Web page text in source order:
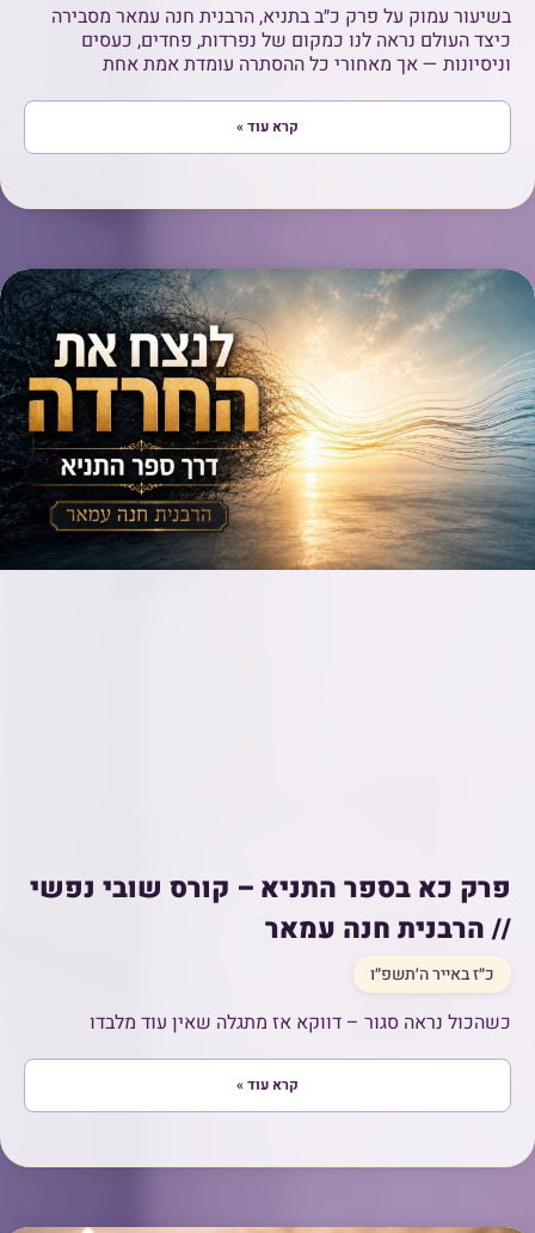
בשיעור עמוק על פרק כ״ב בתניא, הרבנית חנה עמאר מסבירה
כיצד העולם נראה לנו כמקום של נפרדות, פחדים, כעסים
וניסיונות — אך מאחורי כל ההסתרה עומדת אמת אחת
קרא עוד »
פרק כא בספר התניא – קורס שובי נפשי
// הרבנית חנה עמאר
כ״ז באייר ה׳תשפ״ו
כשהכול נראה סגור – דווקא אז מתגלה שאין עוד מלבדו
קרא עוד »